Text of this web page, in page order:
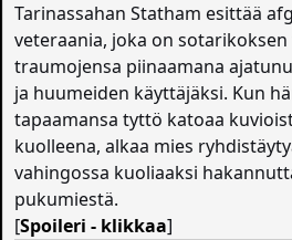
Tarinassahan Statham esittää
veteraania, joka on
traumojensa piinaamana
ja huumeiden käyttäjäksi. Kun
tapaamansa tyttö katoaa
kuolleena, alkaa mies
vahingossa kuoliaaksi
pukumiestä.
[Spoileri - klikkaa]